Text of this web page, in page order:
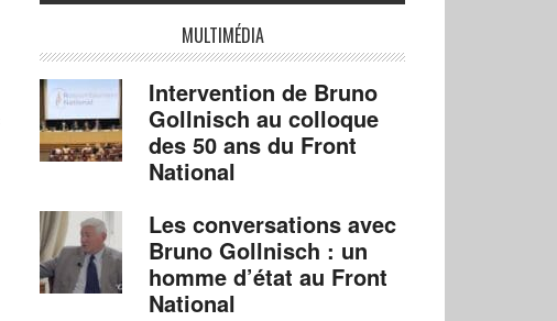
MULTIMÉDIA
Intervention de Bruno
Gollnisch au colloque
des 50 ans du Front
National
Les conversations avec
Bruno Gollnisch : un
homme d’état au Front
National